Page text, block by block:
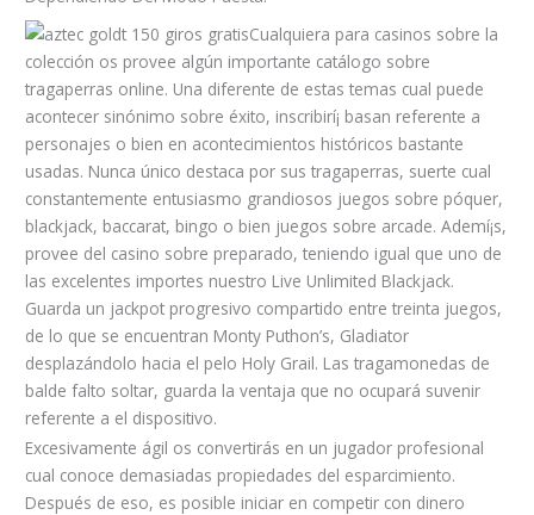
Cualquiera para casinos sobre la
colección os provee algún importante catálogo sobre
tragaperras online. Una diferente de estas temas cual puede
acontecer sinónimo sobre éxito, inscribirí¡ basan referente a
personajes o bien en acontecimientos históricos bastante
usadas. Nunca único destaca por sus tragaperras, suerte cual
constantemente entusiasmo grandiosos juegos sobre póquer,
blackjack, baccarat, bingo o bien juegos sobre arcade. Ademí¡s,
provee del casino sobre preparado, teniendo igual que uno de
las excelentes importes nuestro Live Unlimited Blackjack.
Guarda un jackpot progresivo compartido entre treinta juegos,
de lo que se encuentran Monty Puthon’s, Gladiator
desplazándolo hacia el pelo Holy Grail. Las tragamonedas de
balde falto soltar, guarda la ventaja que no ocupará suvenir
referente a el dispositivo.
Excesivamente ágil os convertirás en un jugador profesional
cual conoce demasiadas propiedades del esparcimiento.
Después de eso, es posible iniciar en competir con dinero